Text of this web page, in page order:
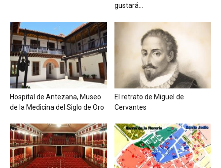
gustará...
Hospital de Antezana, Museo
de la Medicina del Siglo de Oro
El retrato de Miguel de
Cervantes